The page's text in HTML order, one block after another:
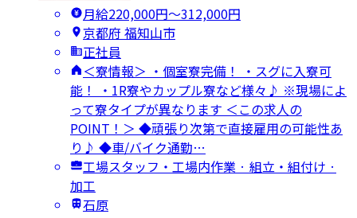
月給220,000円〜312,000円
京都府 福知山市
正社員
＜寮情報＞ ・個室寮完備！ ・スグに入寮可
能！ ・1R寮やカップル寮など様々♪ ※現場によ
って寮タイプが異なります ＜この求人の
POINT！＞ ◆頑張り次第で直接雇用の可能性あ
り♪ ◆車/バイク通勤…
工場スタッフ・工場内作業 · 組立・組付け ·
加工
石原